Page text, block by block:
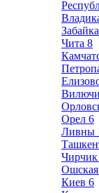
Чита 8
Орел 6
Ливны
Чирчик
Ошская
Киев 6